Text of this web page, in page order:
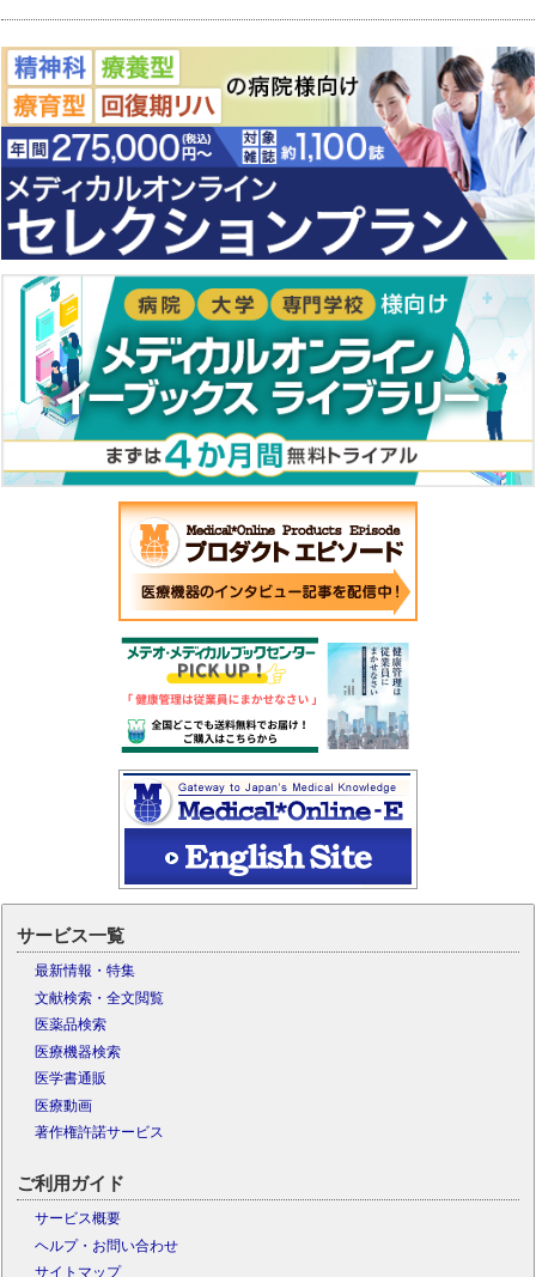
サービス一覧
最新情報・特集
文献検索・全文閲覧
医薬品検索
医療機器検索
医学書通販
医療動画
著作権許諾サービス
ご利用ガイド
サービス概要
ヘルプ・お問い合わせ
サイトマップ